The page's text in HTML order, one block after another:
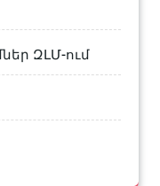
ԶԼՄ-ում